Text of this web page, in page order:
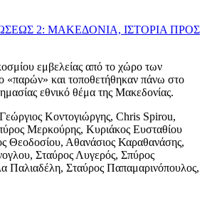
2: ΜΑΚΕΔΟΝΙΑ, ΙΣΤΟΡΙΑ ΠΡΟΣ
εμβελείας από το χώρο των
«παρών» και τοποθετήθηκαν πάνω στο
εθνικό θέμα της Μακεδονίας.
Κοντογιώργης, Chris Spirou,
Μερκούρης, Κυριάκος Ευσταθίου
Θεοδοσίου, Αθανάσιος Καραθανάσης,
Σταύρος Λυγερός, Σπύρος
Παλιαδέλη, Σταύρος Παπαμαρινόπουλος,